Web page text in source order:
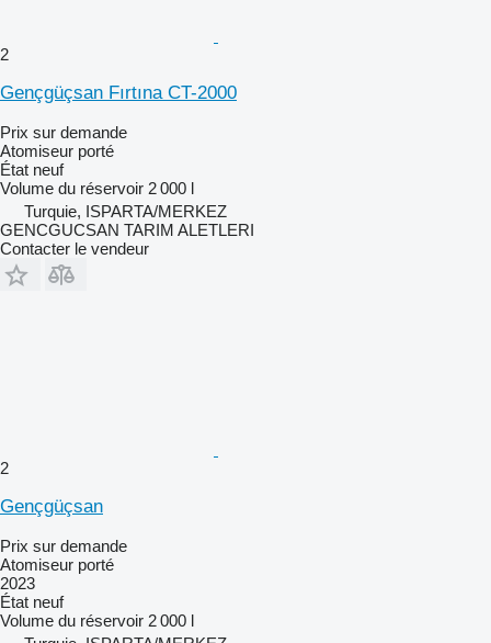
2
Gençgüçsan Fırtına CT-2000
Prix sur demande
Atomiseur porté
État neuf
Volume du réservoir 2 000 l
Turquie, ISPARTA/MERKEZ
GENCGUCSAN TARIM ALETLERI
Contacter le vendeur
2
Gençgüçsan
Prix sur demande
Atomiseur porté
2023
État neuf
Volume du réservoir 2 000 l